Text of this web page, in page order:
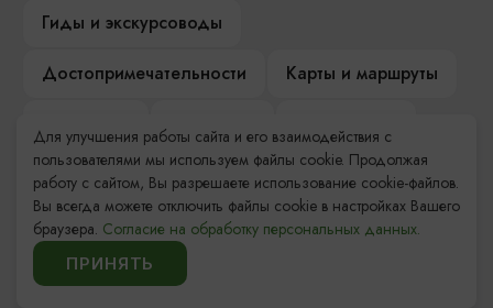
Гиды и экскурсоводы
Достопримечательности
Карты и маршруты
Компас Балтийской кухни
Настоящий Калининградец
Музеи
Для улучшения работы сайта и его взаимодействия с
пользователями мы используем файлы cookie. Продолжая
работу с сайтом, Вы разрешаете использование cookie-файлов.
Вы всегда можете отключить файлы cookie в настройках Вашего
браузера. Согласие на обработку персональных данных.
ПРИНЯТЬ